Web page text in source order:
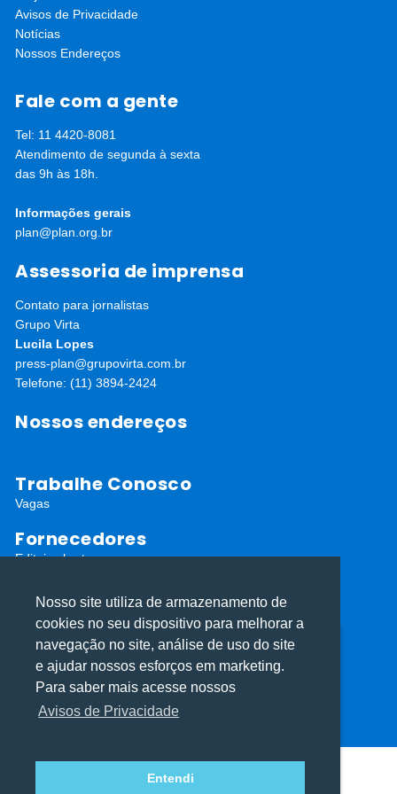
Utilizamos cookies para oferecer melhor
experiência, melhorar o desempenho, analisar
como você interage em nosso site e
personalizar conteúdo.
Utilizamos cookies para oferecer melhor
experiência, melhorar o desempenho, analisar
como você interage em nosso site e
personalizar conteúdo.
Avisos de Privacidade
Notícias
Nossos Endereços
Fale com a gente
Tel: 11 4420-8081
Atendimento de segunda à sexta
das 9h às 18h.
Informações gerais
plan@plan.org.br
Assessoria de imprensa
Contato para jornalistas
Grupo Virta
Lucila Lopes
press-plan@grupovirta.com.br
Telefone: (11) 3894-2424
Nossos endereços
Trabalhe Conosco
Vagas
Fornecedores
Editais abertos
Redes Sociais
Nosso site utiliza de armazenamento de
cookies no seu dispositivo para melhorar a
navegação no site, análise de uso do site
e ajudar nossos esforços em marketing.
Para saber mais acesse nossos
Avisos de Privacidade
Entendi